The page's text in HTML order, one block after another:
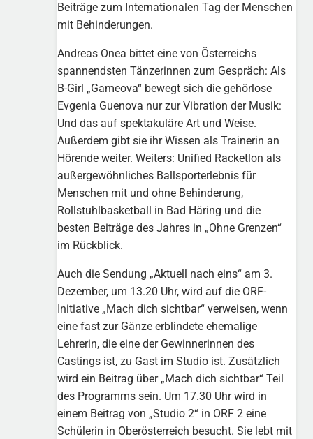
Beiträge zum Internationalen Tag der Menschen
mit Behinderungen.
Andreas Onea bittet eine von Österreichs
spannendsten Tänzerinnen zum Gespräch: Als
B-Girl „Gameova“ bewegt sich die gehörlose
Evgenia Guenova nur zur Vibration der Musik:
Und das auf spektakuläre Art und Weise.
Außerdem gibt sie ihr Wissen als Trainerin an
Hörende weiter. Weiters: Unified Racketlon als
außergewöhnliches Ballsporterlebnis für
Menschen mit und ohne Behinderung,
Rollstuhlbasketball in Bad Häring und die
besten Beiträge des Jahres in „Ohne Grenzen“
im Rückblick.
Auch die Sendung „Aktuell nach eins“ am 3.
Dezember, um 13.20 Uhr, wird auf die ORF-
Initiative „Mach dich sichtbar“ verweisen, wenn
eine fast zur Gänze erblindete ehemalige
Lehrerin, die eine der Gewinnerinnen des
Castings ist, zu Gast im Studio ist. Zusätzlich
wird ein Beitrag über „Mach dich sichtbar“ Teil
des Programms sein. Um 17.30 Uhr wird in
einem Beitrag von „Studio 2“ in ORF 2 eine
Schülerin in Oberösterreich besucht. Sie lebt mit